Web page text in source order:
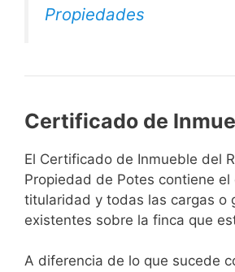
Propiedades
Certificado de
El Certificado de Inmueble del
Propiedad de Potes contiene el
titularidad y todas las cargas o
existentes sobre la finca que
A diferencia de lo que sucede